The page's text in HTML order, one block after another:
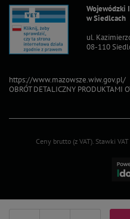
Wojewódzki
w Siedlcach
ul.
08-110
https://www.mazowsze.wiw.gov.pl/
OBRÓT DETALICZNY PRODUKTAMI
Ceny brutto (z VAT). Stawki